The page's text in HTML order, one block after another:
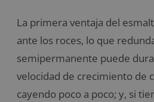
La primera ventaja del
ante los roces, lo que
semipermanente puede
velocidad de crecimiento de
cayendo poco a poco; y, si